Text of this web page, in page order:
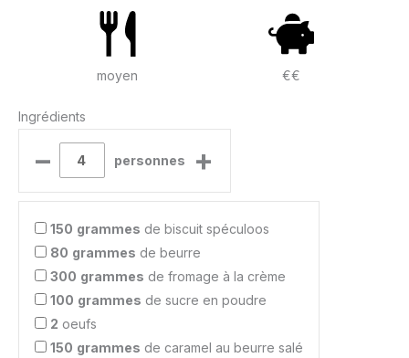
moyen €€
Ingrédients
– personnes +
150 grammes de biscuit spéculoos
80 grammes de beurre
300 grammes de fromage à la crème
100 grammes de sucre en poudre
2 oeufs
150 grammes de caramel au beurre salé